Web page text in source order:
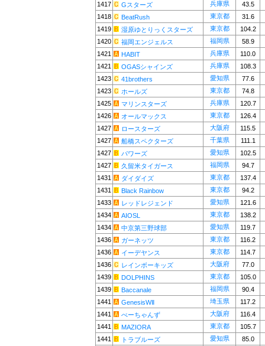
1417
Gスターズ 兵庫県
43.5
1418
BeatRush 東京都
31.6
1419
湿原ゆとりっくスターズ 東京都
104.2
1420
福岡エンジェルス 福岡県
58.9
1421
HABIT 兵庫県
110.0
1421
OGASシャインズ 兵庫県
108.3
1423
41brothers 愛知県
77.6
1423
ホールズ 東京都
74.8
1425
マリンスターズ 兵庫県
120.7
1426
オールマックス 東京都
126.4
1427
ロースターズ 大阪府
115.5
1427
船橋スペクターズ 千葉県
111.1
1427
パワーズ 愛知県
102.5
1427
久留米タイガース 福岡県
94.7
1431
ダイダイズ 東京都
137.4
1431
Black Rainbow 東京都
94.2
1433
レッドレジェンド 愛知県
121.6
1434
AIOSL 東京都
138.2
1434
中京第三野球部 愛知県
119.7
1436
ガーネッツ 東京都
116.2
1436
イーデヤンス 東京都
114.7
1436
レインボーキッズ 大阪府
77.0
1439
DOLPHINS 東京都
105.0
1439
Baccanale 福岡県
90.4
1441
GenesisWⅡ 埼玉県
117.2
1441
べーちゃんず 大阪府
116.4
1441
MAZIORA 東京都
105.7
1441
トラブルーズ 愛知県
85.0